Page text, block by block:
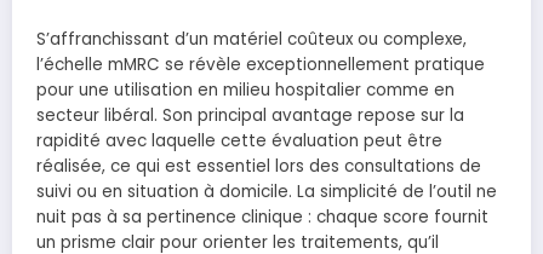
S’affranchissant d’un matériel coûteux ou complexe,
l’échelle mMRC se révèle exceptionnellement pratique
pour une utilisation en milieu hospitalier comme en
secteur libéral. Son principal avantage repose sur la
rapidité avec laquelle cette évaluation peut être
réalisée, ce qui est essentiel lors des consultations de
suivi ou en situation à domicile. La simplicité de l’outil ne
nuit pas à sa pertinence clinique : chaque score fournit
un prisme clair pour orienter les traitements, qu’il